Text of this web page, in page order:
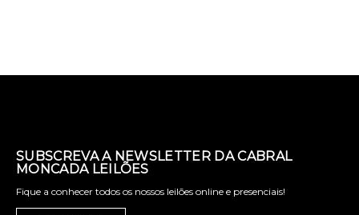
SUBSCREVA A NEWSLETTER DA CABRAL
MONCADA LEILÕES
Fique a conhecer todos os nossos leilões online e presenciais!